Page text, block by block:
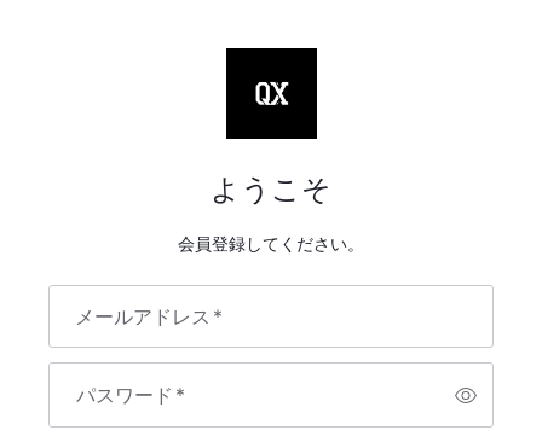
ようこそ
会員登録してください。
メールアドレス*
パスワード*